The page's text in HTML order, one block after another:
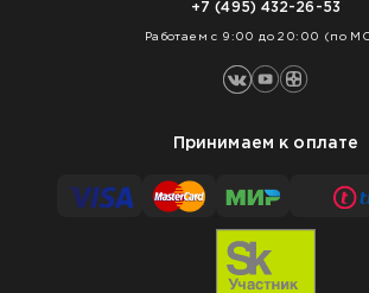
+7 (495) 432-26-53
Работаем с 9:00 до 20:00 (по
Принимаем к оплате